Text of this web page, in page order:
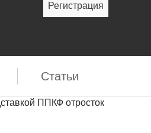
Регистрация
Cтатьи
ППКФ отросток